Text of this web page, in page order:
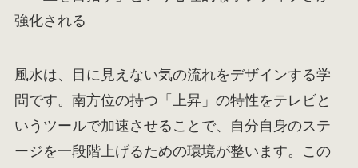
強化される
風水は、目に見えない気の流れをデザインする学
問です。南方位の持つ「上昇」の特性をテレビと
いうツールで加速させることで、自分自身のステ
ージを一段階上げるための環境が整います。この